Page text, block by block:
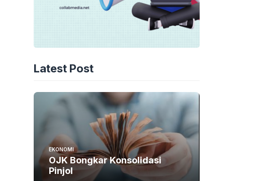
Latest Post
EKONOMI
OJK Bongkar Konsolidasi
Pinjol